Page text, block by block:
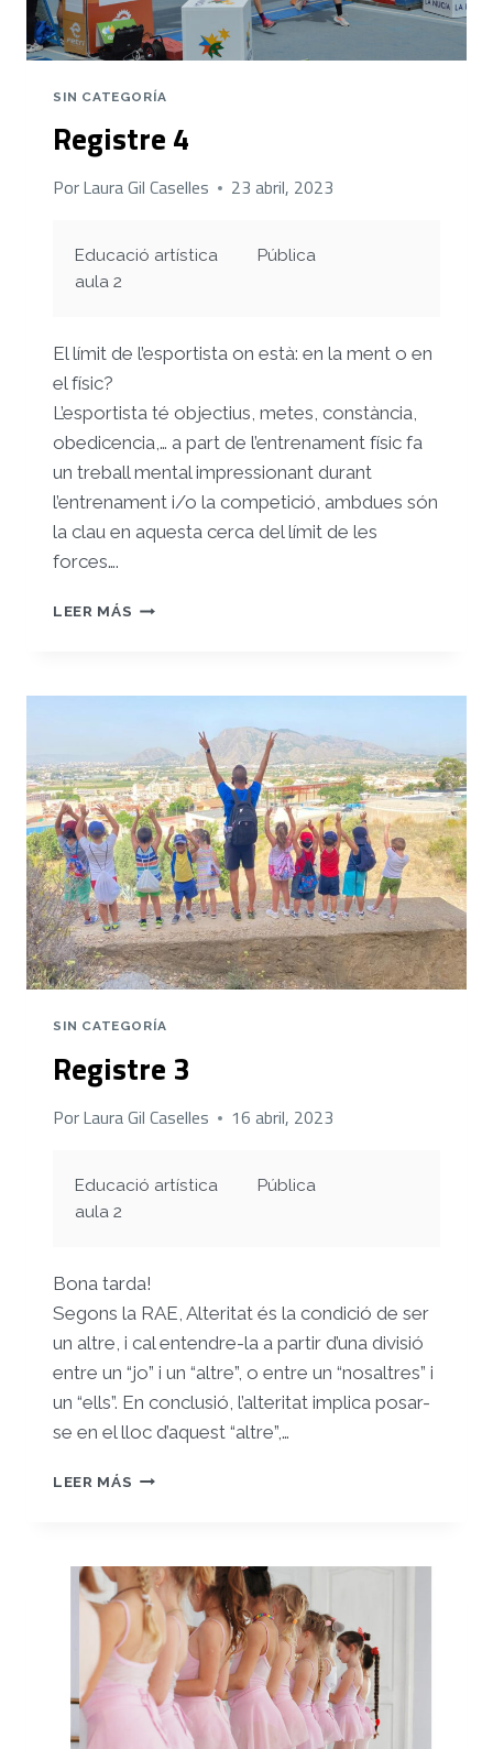
SIN CATEGORÍA
Registre 4
PorLaura Gil Caselles 23 abril, 2023
Educació artística
aula 2
Pública
El límit de l’esportista on està: en la ment o en
el físic?
L’esportista té objectius, metes, constància,
obedicencia,… a part de l’entrenament físic fa
un treball mental impressionant durant
l’entrenament i/o la competició, ambdues són
la clau en aquesta cerca del límit de les
forces….
LEER MÁS REGISTRE
SIN CATEGORÍA
Registre 3
PorLaura Gil Caselles 16 abril, 2023
Educació artística
aula 2
Pública
Bona tarda!
Segons la RAE, Alteritat és la condició de ser
un altre, i cal entendre-la a partir d’una divisió
entre un “jo” i un “altre”, o entre un “nosaltres” i
un “ells”. En conclusió, l’alteritat implica posar-
se en el lloc d’aquest “altre”,…
LEER MÁS REGISTRE